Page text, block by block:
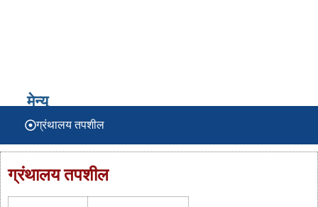
मेन्यू
ग्रंथालय तपशील
ग्रंथालय तपशील